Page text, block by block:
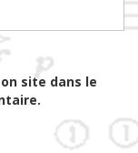
site dans le